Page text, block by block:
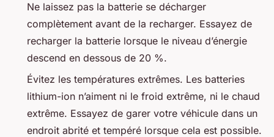
Ne laissez pas la batterie se décharger
complètement avant de la recharger. Essayez de
recharger la batterie lorsque le niveau d’énergie
descend en dessous de 20 %.
Évitez les températures extrêmes. Les batteries
lithium-ion n’aiment ni le froid extrême, ni le chaud
extrême. Essayez de garer votre véhicule dans un
endroit abrité et tempéré lorsque cela est possible.